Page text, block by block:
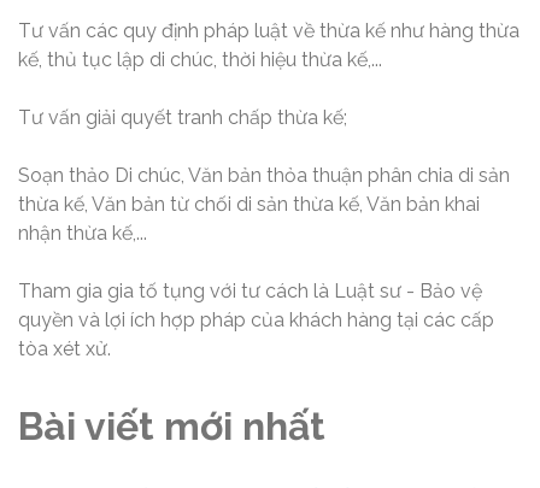
Tư vấn các quy định pháp luật về thừa kế như hàng thừa
kế, thủ tục lập di chúc, thời hiệu thừa kế,...
Tư vấn giải quyết tranh chấp thừa kế;
Soạn thảo Di chúc, Văn bản thỏa thuận phân chia di sản
thừa kế, Văn bản từ chối di sản thừa kế, Văn bản khai
nhận thừa kế,...
Tham gia gia tố tụng với tư cách là Luật sư - Bảo vệ
quyền và lợi ích hợp pháp của khách hàng tại các cấp
tòa xét xử.
Bài viết mới nhất